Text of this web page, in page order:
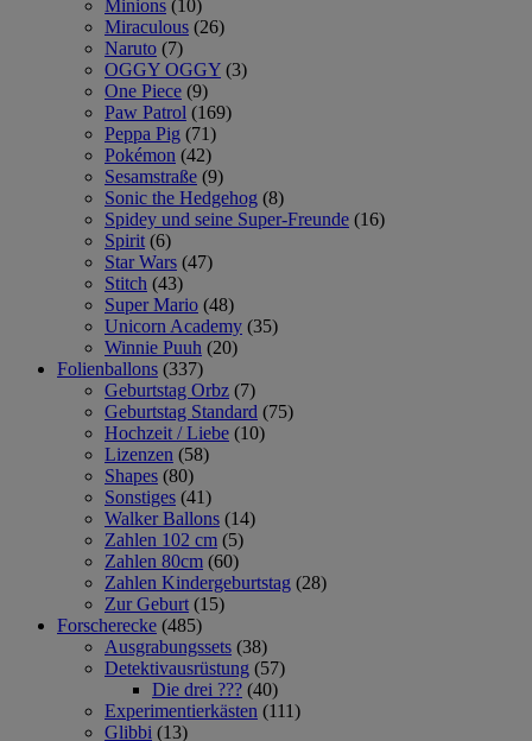
Minions (10)
Miraculous (26)
Naruto (7)
OGGY OGGY (3)
One Piece (9)
Paw Patrol (169)
Peppa Pig (71)
Pokémon (42)
Sesamstraße (9)
Sonic the Hedgehog (8)
Spidey und seine Super-Freunde (16)
Spirit (6)
Star Wars (47)
Stitch (43)
Super Mario (48)
Unicorn Academy (35)
Winnie Puuh (20)
Folienballons (337)
Geburtstag Orbz (7)
Geburtstag Standard (75)
Hochzeit / Liebe (10)
Lizenzen (58)
Shapes (80)
Sonstiges (41)
Walker Ballons (14)
Zahlen 102 cm (5)
Zahlen 80cm (60)
Zahlen Kindergeburtstag (28)
Zur Geburt (15)
Forscherecke (485)
Ausgrabungssets (38)
Detektivausrüstung (57)
Die drei ??? (40)
Experimentierkästen (111)
Glibbi (13)